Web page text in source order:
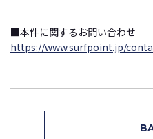
■本件に関するお問い合わせ
https://www.surfpoint.jp/